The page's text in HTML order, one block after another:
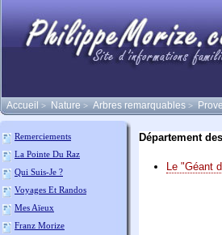
Accueil > Nature > Arbres remarquables >
Remerciements
La Pointe Du Raz
Qui Suis-Je ?
Voyages Et Randos
Mes Aïeux
Franz Morize
Département
Le "Géant